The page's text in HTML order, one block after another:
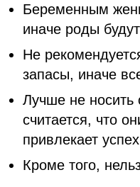
Беременным
иначе роды
Не
запасы, иначе
Лучше не носить
считается, что
привлекает
Кроме того,